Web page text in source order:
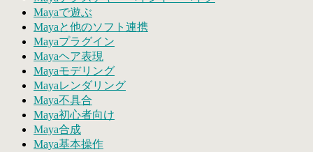
Mayaで遊ぶ
Mayaと他のソフト連携
Mayaプラグイン
Mayaヘア表現
Mayaモデリング
Mayaレンダリング
Maya不具合
Maya初心者向け
Maya合成
Maya基本操作